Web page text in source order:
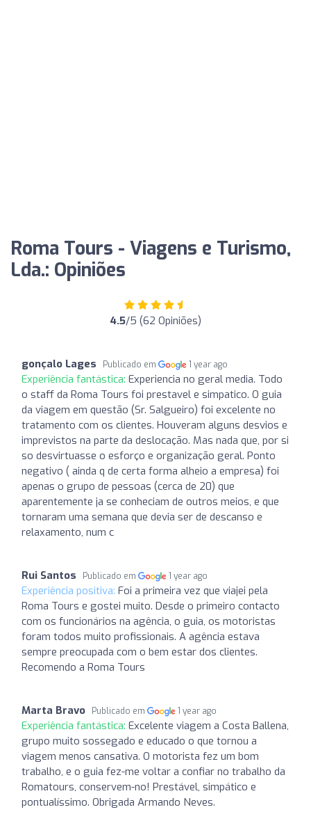
Roma Tours - Viagens e Turismo,
Lda.: Opiniões
4.5/5 (62 Opiniões)
gonçalo Lages Publicado em 1 year ago
Experiência fantástica: Experiencia no geral media. Todo
o staff da Roma Tours foi prestavel e simpatico. O guia
da viagem em questão (Sr. Salgueiro) foi excelente no
tratamento com os clientes. Houveram alguns desvios e
imprevistos na parte da deslocação. Mas nada que, por si
so desvirtuasse o esforço e organização geral. Ponto
negativo ( ainda q de certa forma alheio a empresa) foi
apenas o grupo de pessoas (cerca de 20) que
aparentemente ja se conheciam de outros meios, e que
tornaram uma semana que devia ser de descanso e
relaxamento, num c
Rui Santos Publicado em 1 year ago
Experiência positiva: Foi a primeira vez que viajei pela
Roma Tours e gostei muito. Desde o primeiro contacto
com os funcionários na agência, o guia, os motoristas
foram todos muito profissionais. A agência estava
sempre preocupada com o bem estar dos clientes.
Recomendo a Roma Tours
Marta Bravo Publicado em 1 year ago
Experiência fantástica: Excelente viagem a Costa Ballena,
grupo muito sossegado e educado o que tornou a
viagem menos cansativa. O motorista fez um bom
trabalho, e o guia fez-me voltar a confiar no trabalho da
Romatours, conservem-no! Prestável, simpático e
pontualíssimo. Obrigada Armando Neves.